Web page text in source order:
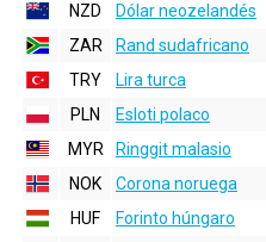
NZD
Dólar neozelandés
ZAR
Rand sudafricano
TRY
Lira turca
PLN
Esloti polaco
MYR
Ringgit malasio
NOK
Corona noruega
HUF
Forinto húngaro